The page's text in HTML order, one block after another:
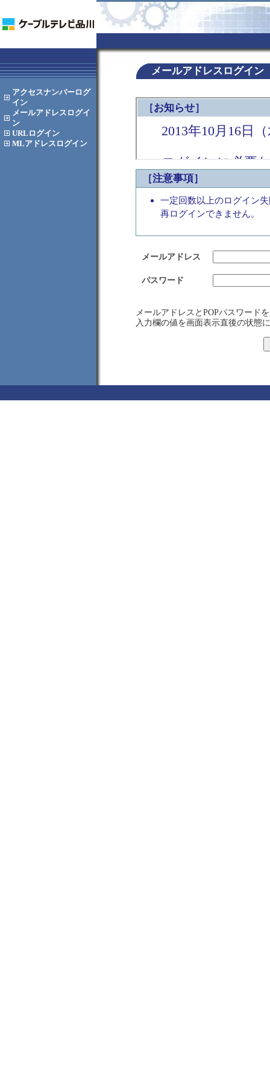
アクセスナンバーログ
イン
メールアドレス ログイ
ン
URL ログイン
MLアドレス ログイン
メールアドレスログイン
［注意事項］
一定回数以上のログイン
再ログインできません。
メールアドレス
パスワード
メールアドレスとPOPパスワード
入力欄の値を画面表示直後の状態